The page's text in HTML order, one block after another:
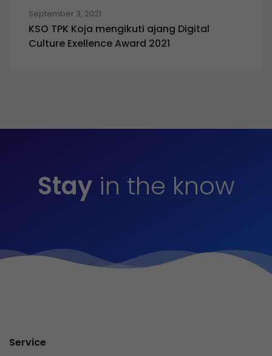
September 3, 2021
KSO TPK Koja mengikuti ajang Digital
Culture Exellence Award 2021
Stayin the know
Service